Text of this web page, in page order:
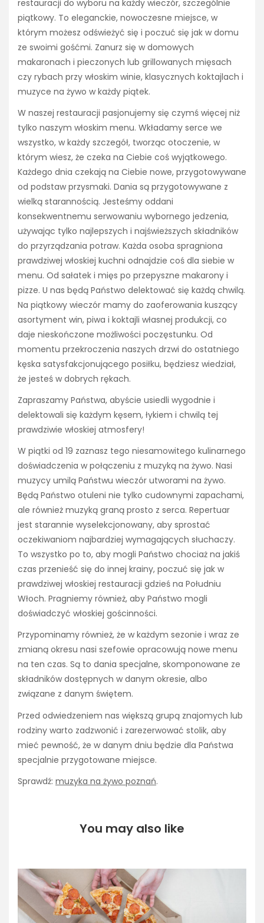
restauracji do wyboru na każdy wieczór, szczególnie
piątkowy. To eleganckie, nowoczesne miejsce, w
którym możesz odświeżyć się i poczuć się jak w domu
ze swoimi gośćmi. Zanurz się w domowych
makaronach i pieczonych lub grillowanych mięsach
czy rybach przy włoskim winie, klasycznych koktajlach i
muzyce na żywo w każdy piątek.
W naszej restauracji pasjonujemy się czymś więcej niż
tylko naszym włoskim menu. Wkładamy serce we
wszystko, w każdy szczegół, tworząc otoczenie, w
którym wiesz, że czeka na Ciebie coś wyjątkowego.
Każdego dnia czekają na Ciebie nowe, przygotowywane
od podstaw przysmaki. Dania są przygotowywane z
wielką starannością. Jesteśmy oddani
konsekwentnemu serwowaniu wybornego jedzenia,
używając tylko najlepszych i najświeższych składników
do przyrządzania potraw. Każda osoba spragniona
prawdziwej włoskiej kuchni odnajdzie coś dla siebie w
menu. Od sałatek i mięs po przepyszne makarony i
pizze. U nas będą Państwo delektować się każdą chwilą.
Na piątkowy wieczór mamy do zaoferowania kuszący
asortyment win, piwa i koktajli własnej produkcji, co
daje nieskończone możliwości poczęstunku. Od
momentu przekroczenia naszych drzwi do ostatniego
kęska satysfakcjonującego posiłku, będziesz wiedział,
że jesteś w dobrych rękach.
Zapraszamy Państwa, abyście usiedli wygodnie i
delektowali się każdym kęsem, łykiem i chwilą tej
prawdziwie włoskiej atmosfery!
W piątki od 19 zaznasz tego niesamowitego kulinarnego
doświadczenia w połączeniu z muzyką na żywo. Nasi
muzycy umilą Państwu wieczór utworami na żywo.
Będą Państwo otuleni nie tylko cudownymi zapachami,
ale również muzyką graną prosto z serca. Repertuar
jest starannie wyselekcjonowany, aby sprostać
oczekiwaniom najbardziej wymagających słuchaczy.
To wszystko po to, aby mogli Państwo chociaż na jakiś
czas przenieść się do innej krainy, poczuć się jak w
prawdziwej włoskiej restauracji gdzieś na Południu
Włoch. Pragniemy również, aby Państwo mogli
doświadczyć włoskiej gościnności.
Przypominamy również, że w każdym sezonie i wraz ze
zmianą okresu nasi szefowie opracowują nowe menu
na ten czas. Są to dania specjalne, skomponowane ze
składników dostępnych w danym okresie, albo
związane z danym świętem.
Przed odwiedzeniem nas większą grupą znajomych lub
rodziny warto zadzwonić i zarezerwować stolik, aby
mieć pewność, że w danym dniu będzie dla Państwa
specjalnie przygotowane miejsce.
Sprawdź: muzyka na żywo poznań.
You may also like